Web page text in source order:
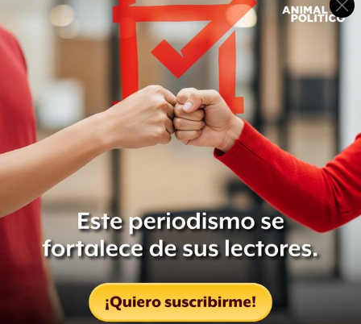
“Con estos arrestos, hemos desmantelado dos
importantes organizaciones de tráfico de heroína y
hemos reducido la oferta de heroína en Nuevo México”,
señaló el fiscal de Nuevo México, Kenneth Gonzales.
Una de las redes desmanteladas se dedicaba a distribuir
heroína, metanfetamina y mariguana en el área de
Albuquerque, mientras que la otra introducía droga
desde México a Nuevo México, y de ahí la repartía al
resto del país, indicó la DEA.